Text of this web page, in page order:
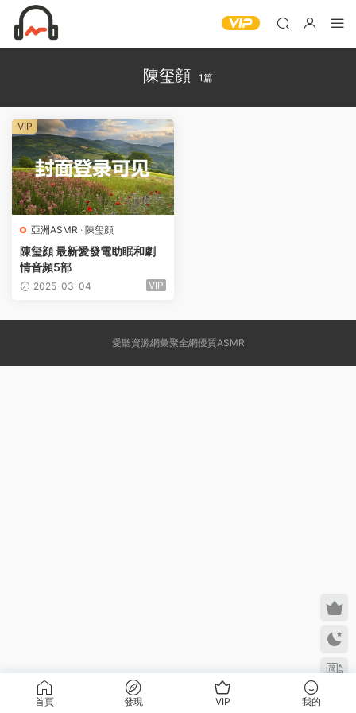
陳玺顔 1篇
亞洲ASMR · 陳玺顔
陳玺顔 最新愛發電助眠和劇
情音頻5部
2025-03-04 VIP
VIP
愛聽資源網彙聚全網優質ASMR
首頁 發現 VIP 我的